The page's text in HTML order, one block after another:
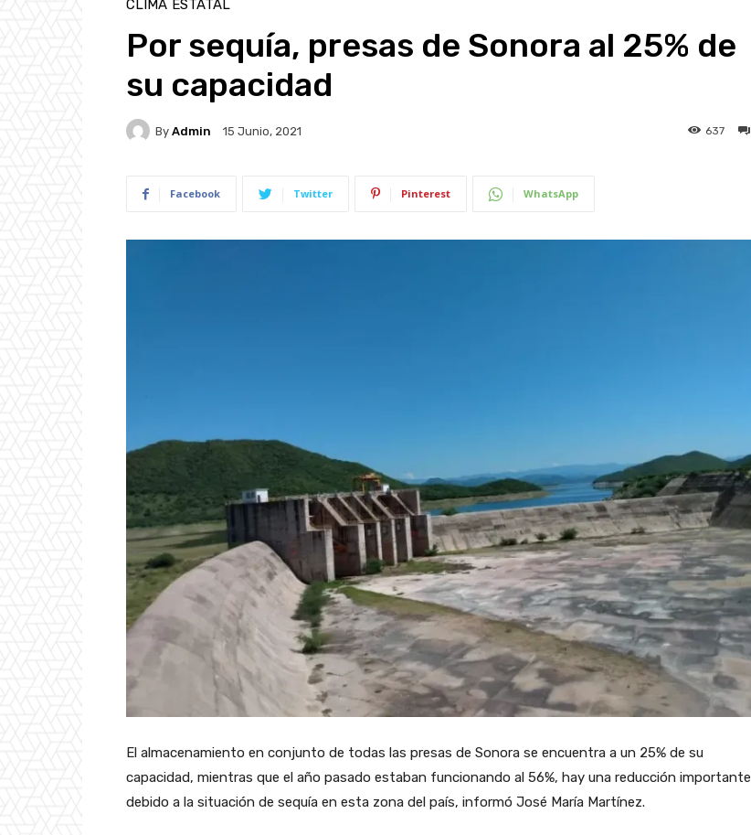
CLIMA ESTATAL
Por sequía, presas de Sonora al 25% de
su capacidad
By Admin 15 Junio, 2021 637
Facebook Twitter Pinterest WhatsApp
El almacenamiento en conjunto de todas las presas de Sonora se encuentra a un 25% de su
capacidad, mientras que el año pasado estaban funcionando al 56%, hay una reducción importante
debido a la situación de sequía en esta zona del país, informó José María Martínez.